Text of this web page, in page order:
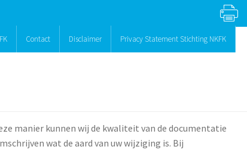
Contact Disclaimer Privacy Statement Stichting NKFK
manier kunnen wij de kwaliteit van de documentatie
wat de aard van uw wijziging is. Bij